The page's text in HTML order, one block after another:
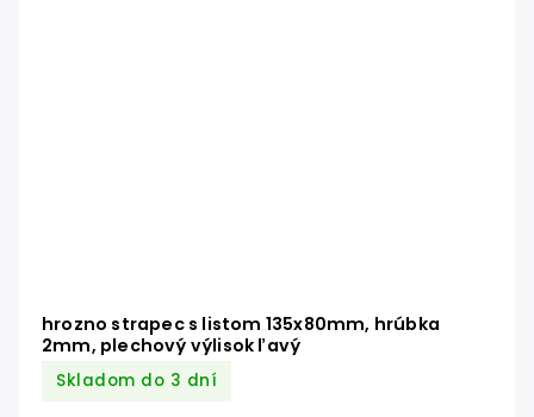
hrozno strapec s listom 135x80mm, hrúbka
2mm, plechový výlisok ľavý
Skladom do 3 dní